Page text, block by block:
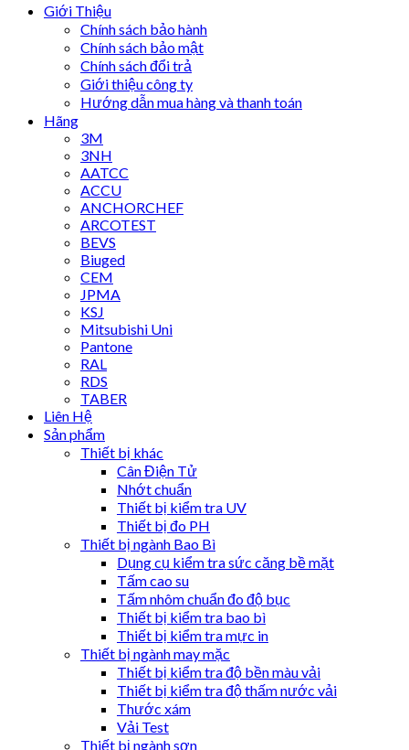
Giới Thiệu
Chính sách bảo hành
Chính sách bảo mật
Chính sách đổi trả
Giới thiệu công ty
Hướng dẫn mua hàng và thanh toán
Hãng
3M
3NH
AATCC
ACCU
ANCHORCHEF
ARCOTEST
BEVS
Biuged
CEM
JPMA
KSJ
Mitsubishi Uni
Pantone
RAL
RDS
TABER
Liên Hệ
Sản phẩm
Thiết bị khác
Cân Điện Tử
Nhớt chuẩn
Thiết bị kiểm tra UV
Thiết bị đo PH
Thiết bị ngành Bao Bì
Dụng cụ kiểm tra sức căng bề mặt
Tấm cao su
Tấm nhôm chuẩn đo độ bục
Thiết bị kiểm tra bao bì
Thiết bị kiểm tra mực in
Thiết bị ngành may mặc
Thiết bị kiểm tra độ bền màu vải
Thiết bị kiểm tra độ thấm nước vải
Thước xám
Vải Test
Thiết bị ngành sơn